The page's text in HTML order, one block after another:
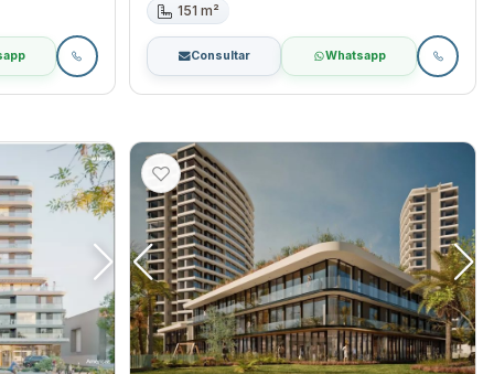
151 m²
Consultar Whatsapp